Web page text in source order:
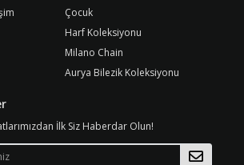
Çocuk
Harf Koleksiyonu
Milano Chain
Aurya Bilezik Koleksiyonu
İlk Siz Haberdar Olun!